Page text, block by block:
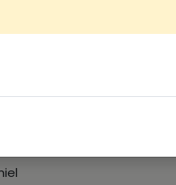
de
(18.20 €/kg)